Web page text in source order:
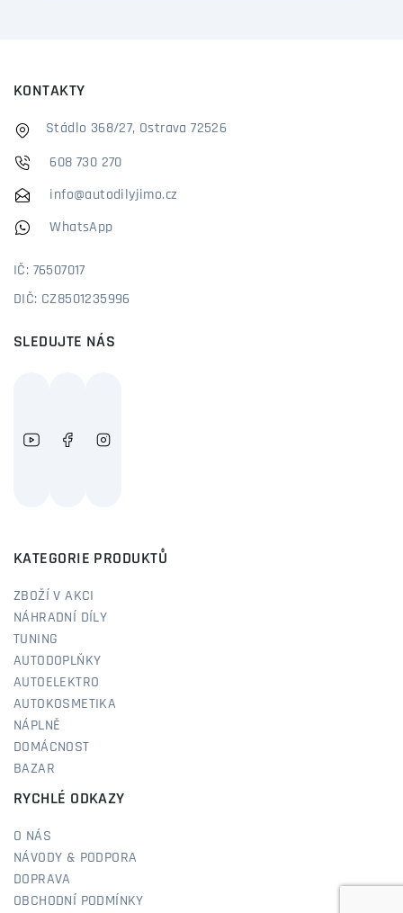
KONTAKTY
Stádlo 368/27, Ostrava 72526
608 730 270
info@autodilyjimo.cz
WhatsApp
IČ: 76507017
DIČ: CZ8501235996
SLEDUJTE NÁS
KATEGORIE PRODUKTŮ
ZBOŽÍ V AKCI
NÁHRADNÍ DÍLY
TUNING
AUTODOPLŇKY
AUTOELEKTRO
AUTOKOSMETIKA
NÁPLNĚ
DOMÁCNOST
BAZAR
RYCHLÉ ODKAZY
O NÁS
NÁVODY & PODPORA
DOPRAVA
OBCHODNÍ PODMÍNKY